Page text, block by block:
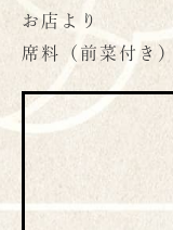
お店より
席料（前菜付き